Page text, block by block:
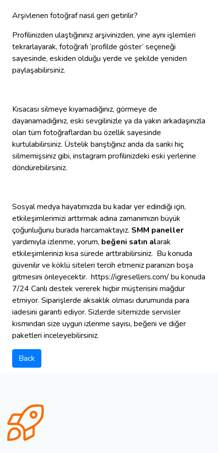
Arşivlenen fotoğraf nasıl geri getirilir?
Profilinizden ulaştığınınız arşivinizden, yine aynı işlemleri
tekrarlayarak, fotoğrafı ‘profilde göster’ seçeneği
sayesinde, eskiden olduğu yerde ve şekilde yeniden
paylaşabilirsiniz.
Kısacası silmeye kıyamadığınız, görmeye de
dayanamadığınız, eski sevgilinizle ya da yakın arkadaşınızla
olan tüm fotoğraflardan bu özellik sayesinde
kurtulabilirsiniz. Üstelik barıştığınız anda da sanki hiç
silmemişsiniz gibi, instagram profilinizdeki eski yerlerine
döndürebilirsiniz.
Sosyal medya hayatımızda bu kadar yer edindiği için,
etkileşimlerimizi arttırmak adına zamanımızın büyük
çoğunluğunu burada harcamaktayız. SMM paneller
yardımıyla izlenme, yorum, beğeni satın alarak
etkileşimlerinizi kısa sürede arttırabilirsiniz. Bu konuda
güvenilir ve köklü siteleri tercih etmeniz paranızın boşa
gitmesini önleyecektir. https://igresellers.com/ bu konuda
7/24 Canlı destek vererek hiçbir müşterisini mağdur
etmiyor. Siparişlerde aksaklık olması durumunda para
iadesini garanti ediyor. Sizlerde sitemizde servisler
kısmından size uygun izlenme sayısı, beğeni ve diğer
paketleri inceleyebilirsiniz.
Back